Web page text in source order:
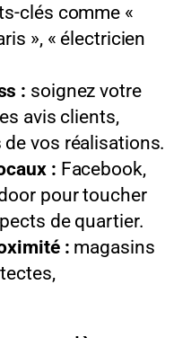
clés comme «
», « électricien
: soignez votre
avis clients,
vos réalisations.
: Facebook,
pour toucher
de quartier.
: magasins